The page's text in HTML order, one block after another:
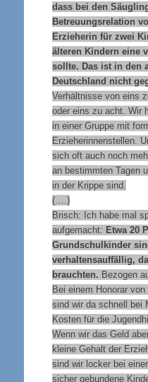
dass bei den
Betreuungsrelation
Erzieherin für zwei
älteren Kindern eine
sollte. Das ist in den
Deutschland nicht
Verhältnisse von eins
oder eins zu acht. Wir
in einer Gruppe mit
Erzieherinnenstellen.
sich oft auch noch
an bestimmten Tagen
in der Krippe sind.
(….)
Brisch: Ich habe mal
aufgemacht: Etwa 20
Grundschulkinder
verhaltensauffällig,
brauchten. Bezogen
Bei einem Honorar
sind wir da schnell bei
Kosten für die
Wenn wir das Geld
kleine Gehalt der
sind wir locker bei
sicher gebundene